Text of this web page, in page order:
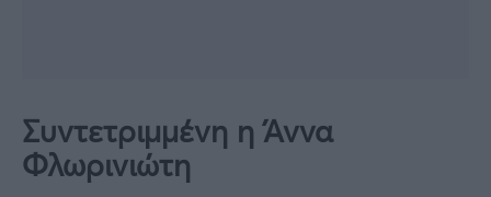
Συντετριμμένη η Άννα
Φλωρινιώτη